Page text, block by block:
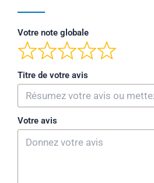
Votre note globale
Titre de votre avis
Votre avis